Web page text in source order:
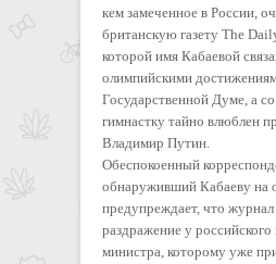
кем замеченное в России,
британскую газету The
которой имя Кабаевой
олимпийскими
Государственной Думе, а
гимнастку тайно влюблен
Владимир Путин.
Обеспокоенный
обнаруживший Кабаеву на
предупреждает, что
раздражение у
министра, которому уже